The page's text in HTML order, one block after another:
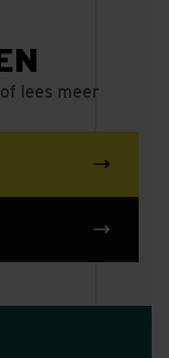
lees meer